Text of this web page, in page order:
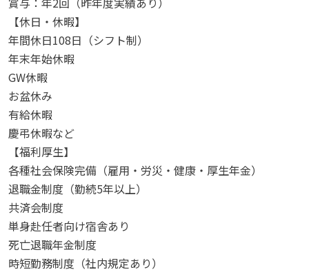
【休日・休暇】
年間休日108日（シフト制）
年末年始休暇
GW休暇
お盆休み
有給休暇
慶弔休暇など
【福利厚生】
各種社会保険完備（雇用・労災・健康・厚生年金）
退職金制度（勤続5年以上）
共済会制度
単身赴任者向け宿舎あり
死亡退職年金制度
時短勤務制度（社内規定あり）